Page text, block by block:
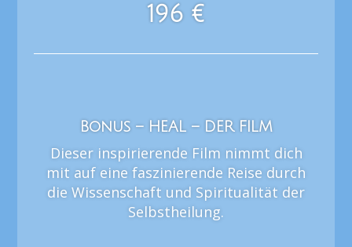
196 €
Bonus – HEAL – DER FILM
Dieser inspirierende Film nimmt dich
mit auf eine faszinierende Reise durch
die Wissenschaft und Spiritualität der
Selbstheilung.